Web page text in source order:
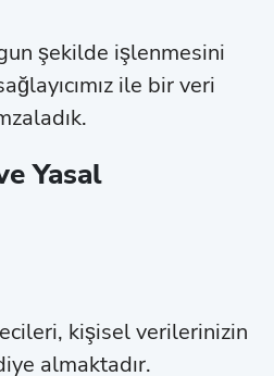
şekilde işlenmesini
ile bir veri
Yasal
kişisel verilerinizin
almaktadır.